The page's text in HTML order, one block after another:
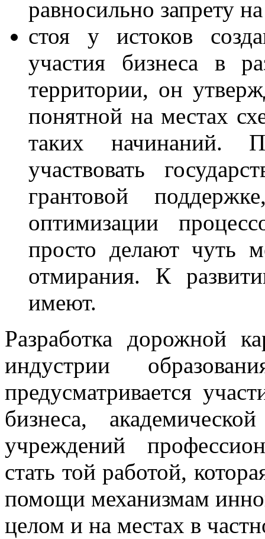
равносильно запрету
стоя у истоков
участия бизнеса в
территории, он
понятной на местах
таких начинаний.
участвовать
грантовой
оптимизации
просто делают чуть
отмирания. К
имеют.
Разработка дорожной
индустрии
предусматривается
бизнеса,
учреждений
стать той работой,
помощи механизмам
целом и на местах в